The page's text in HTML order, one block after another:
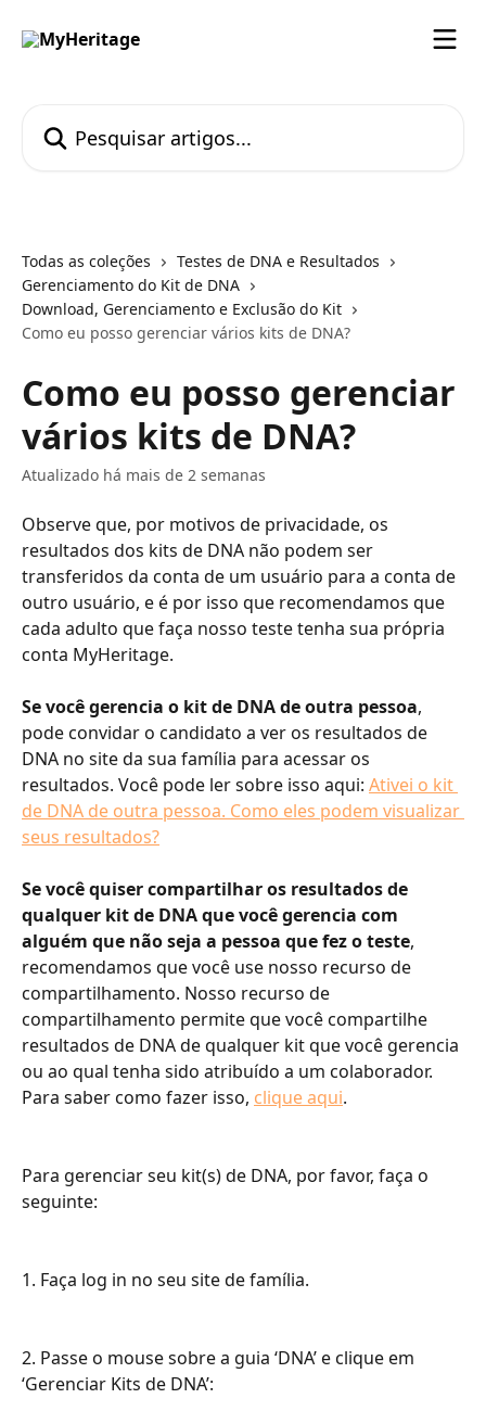
Todas as coleções
Testes de DNA e Resultados
Gerenciamento do Kit de DNA
Download, Gerenciamento e Exclusão do Kit
Como eu posso gerenciar vários kits de DNA?
Como eu posso gerenciar
vários kits de DNA?
Atualizado há mais de 2 semanas
Observe que, por motivos de privacidade, os
resultados dos kits de DNA não podem ser
transferidos da conta de um usuário para a conta de
outro usuário, e é por isso que recomendamos que
cada adulto que faça nosso teste tenha sua própria
conta MyHeritage.
Se você gerencia o kit de DNA de outra pessoa,
pode convidar o candidato a ver os resultados de
DNA no site da sua família para acessar os
resultados. Você pode ler sobre isso aqui: Ativei o kit
de DNA de outra pessoa. Como eles podem visualizar
seus resultados?
​Se você quiser compartilhar os resultados de
qualquer kit de DNA que você gerencia com
alguém que não seja a pessoa que fez o teste,
recomendamos que você use nosso recurso de
compartilhamento. Nosso recurso de
compartilhamento permite que você compartilhe
resultados de DNA de qualquer kit que você gerencia
ou ao qual tenha sido atribuído a um colaborador.
Para saber como fazer isso, clique aqui.
Para gerenciar seu kit(s) de DNA, por favor, faça o
seguinte:
1. Faça log in no seu site de família.
2. Passe o mouse sobre a guia ‘DNA’ e clique em
‘Gerenciar Kits de DNA’: